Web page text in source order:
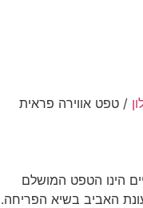
/ טפט אווירה פראית
הינו הטפט המושלם
האביב בשיא הפריחה.